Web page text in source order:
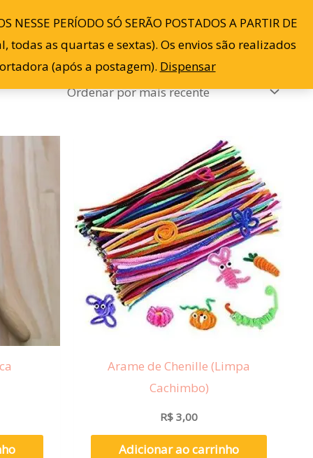
PERÍODO SÓ SERÃO POSTADOS A PARTIR DE
as quartas e sextas). Os envios são realizados
(após a postagem). Dispensar
Blog Contato Minha conta 0
Arame de Chenille (Limpa
Cachimbo)
R$ 3,00
Adicionar ao carrinho